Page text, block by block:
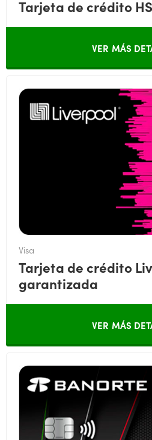
Tarjeta de crédito
VER MÁS
Visa
Tarjeta de crédito
garantizada
VER MÁS